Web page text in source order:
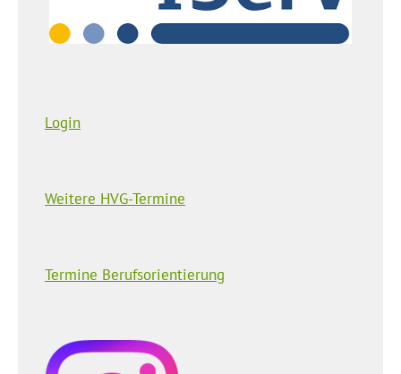
Login
Weitere HVG-Termine
Termine Berufsorientierung